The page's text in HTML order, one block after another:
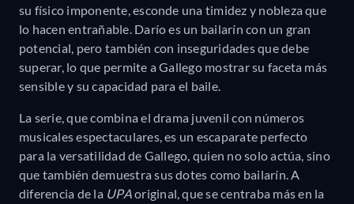
su físico imponente, esconde una timidez y nobleza que
lo hacen entrañable. Darío es un bailarín con un gran
potencial, pero también con inseguridades que debe
superar, lo que permite a Gallego mostrar su faceta más
sensible y su capacidad para el baile.
La serie, que combina el drama juvenil con números
musicales espectaculares, es un escaparate perfecto
para la versatilidad de Gallego, quien no solo actúa, sino
que también demuestra sus dotes como bailarín. A
diferencia de la UPAoriginal, que se centraba más en la